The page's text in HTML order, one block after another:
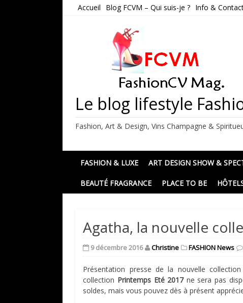
Accueil Blog FCVM – Qui suis-je ? Info &
Le blog lifestyle
Fashion, Art & Design, Vins Champagne &
FASHION & LUXE ART DESIGN SHOW &
BEAUTÉ FRAGRANCE PLACE TO BE
Agatha, la nouvelle
9 décembre 2016 Christine FASHION News
Présentation presse de la nouvelle
collection Printemps Eté 2017ne sera pas
soldes, mais vous pouvez dès à présent